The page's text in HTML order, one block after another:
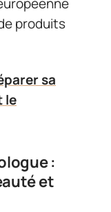
produits
sa
le
:
et